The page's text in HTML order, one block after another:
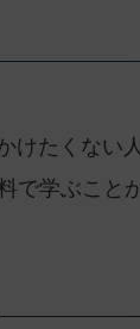
けたくない
で学ぶこと